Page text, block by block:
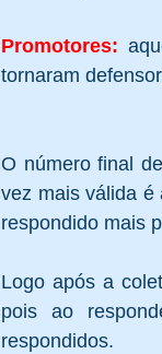
Promotores:
tornaram
O número final
vez mais válida é
respondido mais
Logo após a
pois ao
respondidos.